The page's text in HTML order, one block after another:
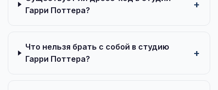
Гарри Поттера?
Что нельзя брать с собой в студию
Гарри Поттера?